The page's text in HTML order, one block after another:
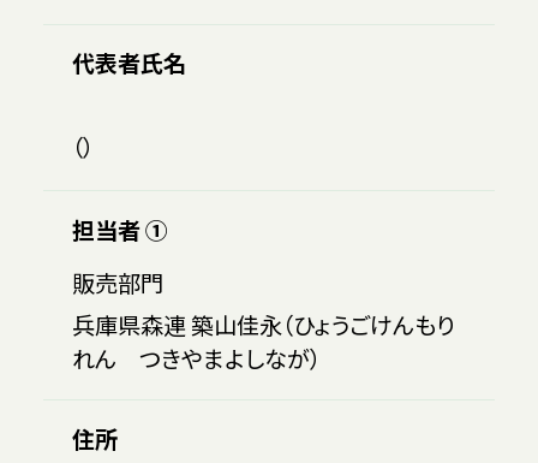
代表者氏名
（）
担当者 ①
販売部門
兵庫県森連 築山佳永（ひょうごけんもり
れん つきやまよしなが）
住所